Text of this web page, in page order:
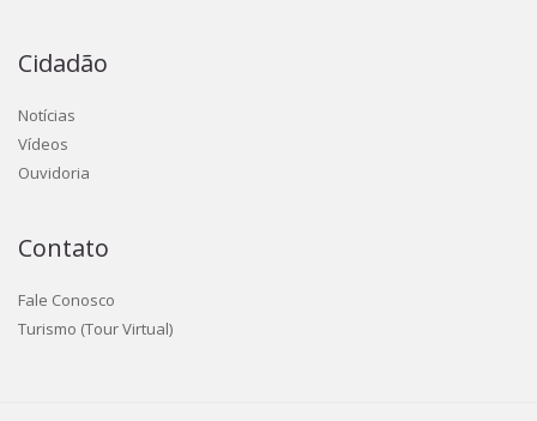
Cidadão
Notícias
Vídeos
Ouvidoria
Contato
Fale Conosco
Turismo (Tour Virtual)